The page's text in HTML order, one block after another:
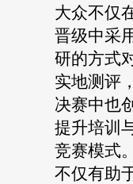
大众不仅
晋级中采
研的方式
实地测评
决赛中也
提升培训
竞赛模式
不仅有助